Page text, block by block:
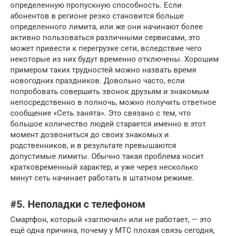
определенную пропускную способность. Если
абонентов в регионе резко становится больше
определенного лимита, или же они начинают более
активно пользоваться различными сервисами, это
может привести к перегрузке сети, вследствие чего
некоторые из них будут временно отключены. Хорошим
примером таких трудностей можно назвать время
новогодних праздников. Довольно часто, если
попробовать совершить звонок друзьям и знакомым
непосредственно в полночь, можно получить ответное
сообщение «Сеть занята». Это связано с тем, что
большое количество людей старается именно в этот
момент дозвониться до своих знакомых и
родственников, и в результате превышаются
допустимые лимиты. Обычно такая проблема носит
кратковременный характер, и уже через несколько
минут сеть начинает работать в штатном режиме.
#5. Неполадки с телефоном
Смартфон, который «заглючил» или не работает, — это
ещё одна причина, почему у МТС плохая связь сегодня,